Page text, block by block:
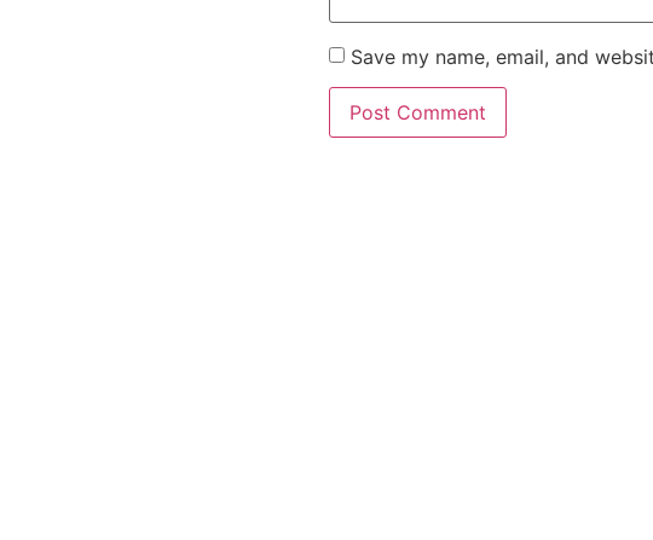
Save my name, email, and